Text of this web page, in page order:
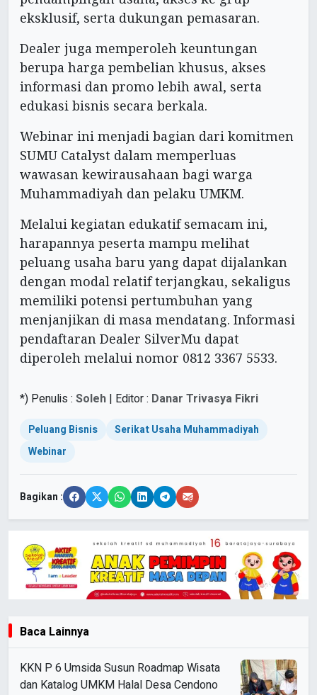
eksklusif, serta dukungan pemasaran.
Dealer juga memperoleh keuntungan
berupa harga pembelian khusus, akses
informasi dan promo lebih awal, serta
edukasi bisnis secara berkala.
Webinar ini menjadi bagian dari komitmen
SUMU Catalyst dalam memperluas
wawasan kewirausahaan bagi warga
Muhammadiyah dan pelaku UMKM.
Melalui kegiatan edukatif semacam ini,
harapannya peserta mampu melihat
peluang usaha baru yang dapat dijalankan
dengan modal relatif terjangkau, sekaligus
memiliki potensi pertumbuhan yang
menjanjikan di masa mendatang. Informasi
pendaftaran Dealer SilverMu dapat
diperoleh melalui nomor 0812 3367 5533.
*) Penulis : Soleh | Editor : Danar Trivasya Fikri
Peluang Bisnis
Serikat Usaha Muhammadiyah
Webinar
Bagikan :
Baca Lainnya
KKN P 6 Umsida Susun Roadmap Wisata
dan Katalog UMKM Halal Desa Cendono